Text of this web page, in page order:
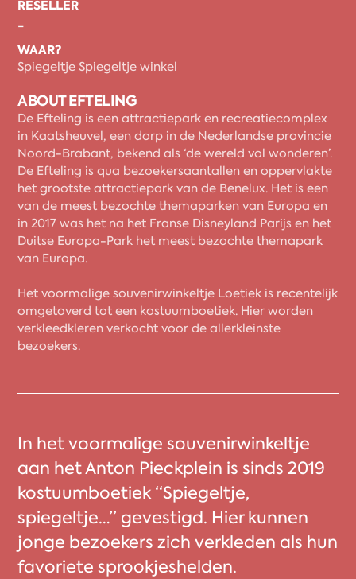
RESELLER
-
WAAR?
Spiegeltje Spiegeltje winkel
ABOUT EFTELING
De Efteling is een attractiepark en recreatiecomplex
in Kaatsheuvel, een dorp in de Nederlandse provincie
Noord-Brabant, bekend als ‘de wereld vol wonderen’.
De Efteling is qua bezoekersaantallen en oppervlakte
het grootste attractiepark van de Benelux. Het is een
van de meest bezochte themaparken van Europa en
in 2017 was het na het Franse Disneyland Parijs en het
Duitse Europa-Park het meest bezochte themapark
van Europa.
Het voormalige souvenirwinkeltje Loetiek is recentelijk
omgetoverd tot een kostuumboetiek. Hier worden
verkleedkleren verkocht voor de allerkleinste
bezoekers.
In het voormalige souvenirwinkeltje
aan het Anton Pieckplein is sinds 2019
kostuumboetiek “Spiegeltje,
spiegeltje…” gevestigd. Hier kunnen
jonge bezoekers zich verkleden als hun
favoriete sprookjeshelden.